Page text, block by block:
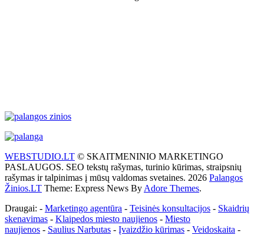
WEBSTUDIO.LT © SKAITMENINIO MARKETINGO
PASLAUGOS. SEO tekstų rašymas, turinio kūrimas, straipsnių
rašymas ir talpinimas į mūsų valdomas svetaines. 2026 Palangos
Žinios.LT Theme: Express News By Adore Themes.
Draugai: - Marketingo agentūra - Teisinės konsultacijos - Skaidrių
skenavimas - Klaipedos miesto naujienos - Miesto
naujienos - Saulius Narbutas - Įvaizdžio kūrimas - Veidoskaita -